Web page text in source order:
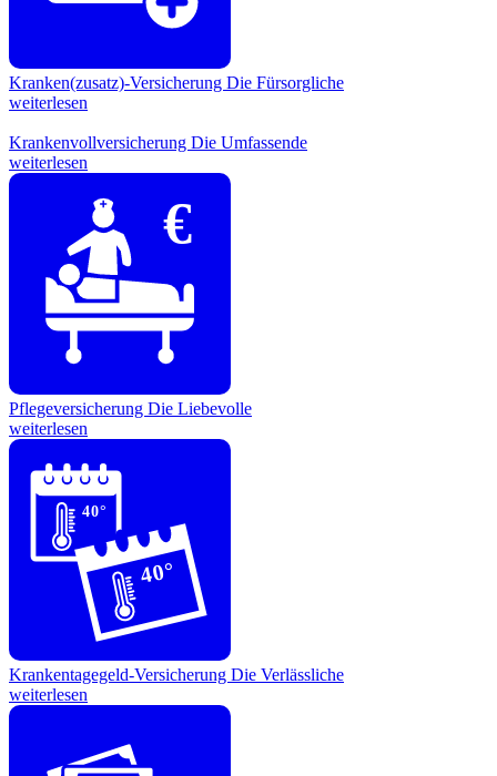
Kranken(zusatz)-Versicherung Die Fürsorgliche
weiterlesen
Krankenvollversicherung Die Umfassende
weiterlesen
€
Pflegeversicherung Die Liebevolle
weiterlesen
40°
40°
Krankentagegeld-Versicherung Die Verlässliche
weiterlesen